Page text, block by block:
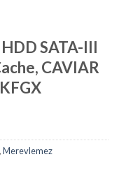
SATA-III
CAVIAR
,Merevlemez